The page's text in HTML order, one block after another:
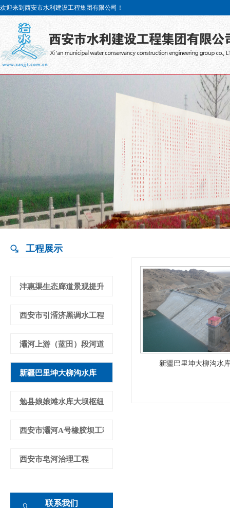
欢迎来到西安市水利建设工程集团有限公司！
工程展示
沣惠渠生态廊道景观提升项目水利专项工程
西安市引湑济黑调水工程项目
灞河上游（蓝田）段河道综合治理工程第十一标项
新疆巴里坤大柳沟水库
勉县娘娘滩水库大坝枢纽工程
西安市灞河A号橡胶坝工程
西安市皂河治理工程
联系我们
新疆巴里坤大柳沟水